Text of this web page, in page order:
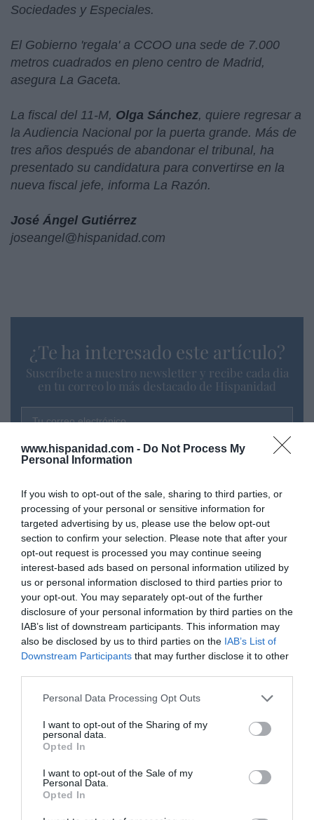
www.hispanidad.com - Do Not Process My
Personal Information
If you wish to opt-out of the sale, sharing to third parties, or
processing of your personal or sensitive information for
targeted advertising by us, please use the below opt-out
section to confirm your selection. Please note that after your
opt-out request is processed you may continue seeing
interest-based ads based on personal information utilized by
us or personal information disclosed to third parties prior to
your opt-out. You may separately opt-out of the further
disclosure of your personal information by third parties on the
IAB’s list of downstream participants. This information may
also be disclosed by us to third parties on the IAB’s List of
Downstream Participants that may further disclose it to other
Personal Data Processing Opt Outs
I want to opt-out of the Sharing of my
personal data.
Opted In
I want to opt-out of the Sale of my
Personal Data.
Opted In
Sociedades y Especiales.
El Gobierno 'regala' a CCOO una sede de 7.000
metros cuadrados en pleno centro de Madrid,
asegura La Gaceta.
La fiscal del 11-M, Olga Sánchez, quiere regresar a
la Audiencia Nacional por la puerta grande. Más de
tres años después de abandonar el tribunal, ha
presentado su candidatura para convertirse en la
nueva fiscal jefe, informa La Razón.
José Ángel Gutiérrez
joseangel@hispanidad.com
¿Te ha interesado este artículo?
Suscríbete a nuestro newsletter y recibe cada dia
en tu correo lo más destacado de Hispanidad
Tu correo electrónico...
Hoy destacamos
No se puede dejar sólo al Santísimo... en
ningún caso
Eulogio López